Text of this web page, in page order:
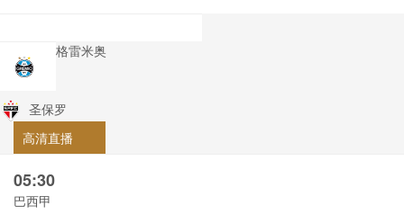
格雷米奥
圣保罗
高清直播
05:30
巴西甲